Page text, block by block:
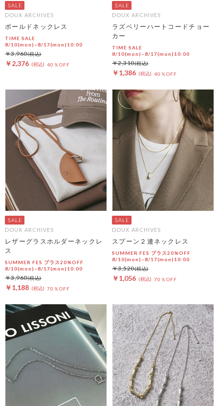
DOUX ARCHIVES
ボールドネックレス
TIME SALE
8/10(mon)~8/17(mon)10:00
￥2,376 40％OFF
￥3,960
DOUX ARCHIVES
ラズベリーハートコードチョー
カー
TIME SALE
8/10(mon)~8/17(mon)10:00
￥1,386 40％OFF
￥2,310
DOUX ARCHIVES
レザーグラスホルダーネックレ
ス
SUMMER FES プラス20%OFF
8/10(mon)~8/17(mon)10:00
￥1,188 70％OFF
￥3,960
DOUX ARCHIVES
スプーン２連ネックレス
SUMMER FES プラス20%OFF
8/10(mon)~8/17(mon)10:00
￥1,056 70％OFF
￥3,520